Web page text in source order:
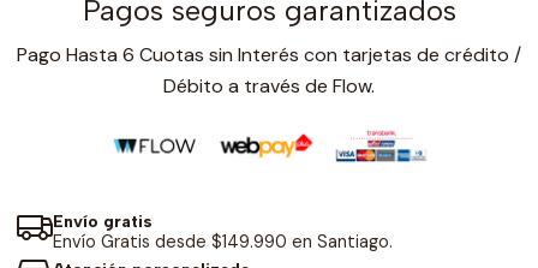
Pagos seguros garantizados
Pago Hasta 6 Cuotas sin Interés con tarjetas de crédito /
Débito a través de Flow.
Envío gratis
Envío Gratis desde $149.990 en Santiago.